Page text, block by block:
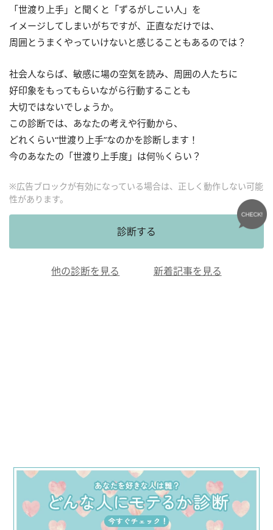
「世渡り上手」と聞くと「ずるがしこい人」を
イメージしてしまいがちですが、正直なだけでは、
周囲とうまくやっていけないと感じることもあるのでは？
社会人ならば、敏感に場の空気を読み、周囲の人たちに
好印象をもってもらいながら行動することも
大切ではないでしょうか。
この診断では、あなたの考えや行動から、
どれくらい“世渡り上手”なのかを診断します！
今のあなたの「世渡り上手度」は何％くらい？
※広告ブロックが有効になっている場合は、正しく動作しない可能
性があります。
診断する
他の診断を見る 新着記事を見る